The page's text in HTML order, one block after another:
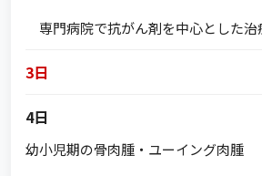
専門病院で抗がん剤を中心とした治
3日
4日
幼小児期の骨肉腫・ユーイング肉腫